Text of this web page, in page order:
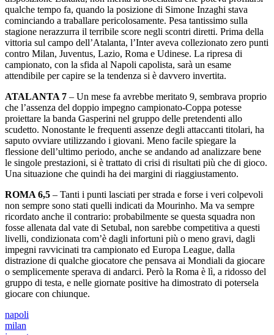
qualche tempo fa, quando la posizione di Simone Inzaghi stava
cominciando a traballare pericolosamente. Pesa tantissimo sulla
stagione nerazzurra il terribile score negli scontri diretti. Prima della
vittoria sul campo dell’Atalanta, l’Inter aveva collezionato zero punti
contro Milan, Juventus, Lazio, Roma e Udinese. La ripresa di
campionato, con la sfida al Napoli capolista, sarà un esame
attendibile per capire se la tendenza si è davvero invertita.
ATALANTA 7 – Un mese fa avrebbe meritato 9, sembrava proprio
che l’assenza del doppio impegno campionato-Coppa potesse
proiettare la banda Gasperini nel gruppo delle pretendenti allo
scudetto. Nonostante le frequenti assenze degli attaccanti titolari, ha
saputo ovviare utilizzando i giovani. Meno facile spiegare la
flessione dell’ultimo periodo, anche se andando ad analizzare bene
le singole prestazioni, si è trattato di crisi di risultati più che di gioco.
Una situazione che quindi ha dei margini di riaggiustamento.
ROMA 6,5 – Tanti i punti lasciati per strada e forse i veri colpevoli
non sempre sono stati quelli indicati da Mourinho. Ma va sempre
ricordato anche il contrario: probabilmente se questa squadra non
fosse allenata dal vate di Setubal, non sarebbe competitiva a questi
livelli, condizionata com’è dagli infortuni più o meno gravi, dagli
impegni ravvicinati tra campionato ed Europa League, dalla
distrazione di qualche giocatore che pensava ai Mondiali da giocare
o semplicemente sperava di andarci. Però la Roma è lì, a ridosso del
gruppo di testa, e nelle giornate positive ha dimostrato di potersela
giocare con chiunque.
napoli
milan